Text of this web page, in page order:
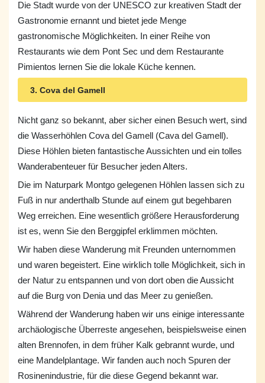
Die Stadt wurde von der UNESCO zur kreativen Stadt der
Gastronomie ernannt und bietet jede Menge
gastronomische Möglichkeiten. In einer Reihe von
Restaurants wie dem Pont Sec und dem Restaurante
Pimientos lernen Sie die lokale Küche kennen.
3. Cova del Gamell
Nicht ganz so bekannt, aber sicher einen Besuch wert, sind
die Wasserhöhlen Cova del Gamell (Cava del Gamell).
Diese Höhlen bieten fantastische Aussichten und ein tolles
Wanderabenteuer für Besucher jeden Alters.
Die im Naturpark Montgo gelegenen Höhlen lassen sich zu
Fuß in nur anderthalb Stunde auf einem gut begehbaren
Weg erreichen. Eine wesentlich größere Herausforderung
ist es, wenn Sie den Berggipfel erklimmen möchten.
Wir haben diese Wanderung mit Freunden unternommen
und waren begeistert. Eine wirklich tolle Möglichkeit, sich in
der Natur zu entspannen und von dort oben die Aussicht
auf die Burg von Denia und das Meer zu genießen.
Während der Wanderung haben wir uns einige interessante
archäologische Überreste angesehen, beispielsweise einen
alten Brennofen, in dem früher Kalk gebrannt wurde, und
eine Mandelplantage. Wir fanden auch noch Spuren der
Rosinenindustrie, für die diese Gegend bekannt war.